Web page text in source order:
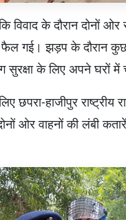
कि विवाद के दौरान
गई। झड़प के दौरान कुछ
सुरक्षा के लिए अपने घरों
हाजीपुर राष्ट्रीय
ओर वाहनों की लंबी